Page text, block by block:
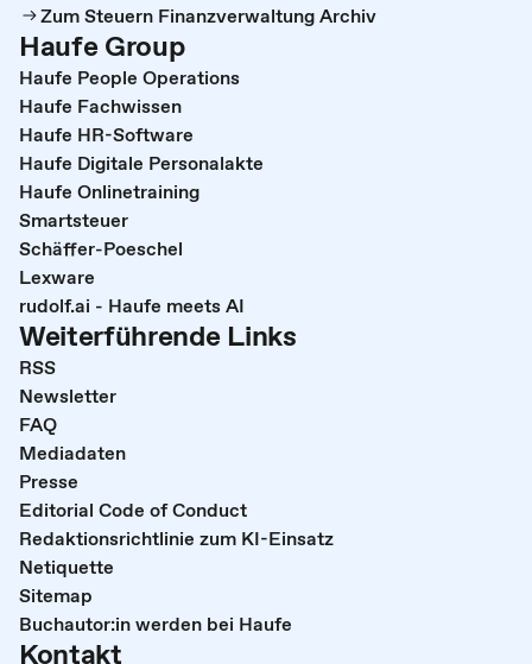
Zum Steuern Finanzverwaltung Archiv
Haufe Group
Haufe People Operations
Haufe Fachwissen
Haufe HR-Software
Haufe Digitale Personalakte
Haufe Onlinetraining
Smartsteuer
Schäffer-Poeschel
Lexware
rudolf.ai - Haufe meets AI
Weiterführende Links
RSS
Newsletter
FAQ
Mediadaten
Presse
Editorial Code of Conduct
Redaktionsrichtlinie zum KI-Einsatz
Netiquette
Sitemap
Buchautor:in werden bei Haufe
Kontakt